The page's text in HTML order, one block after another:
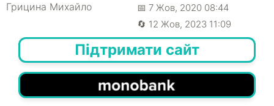
Грицина Михайло
📅 7 Жов, 2020 08:44
🔄 12 Жов, 2023 11:09
Підтримати сайт